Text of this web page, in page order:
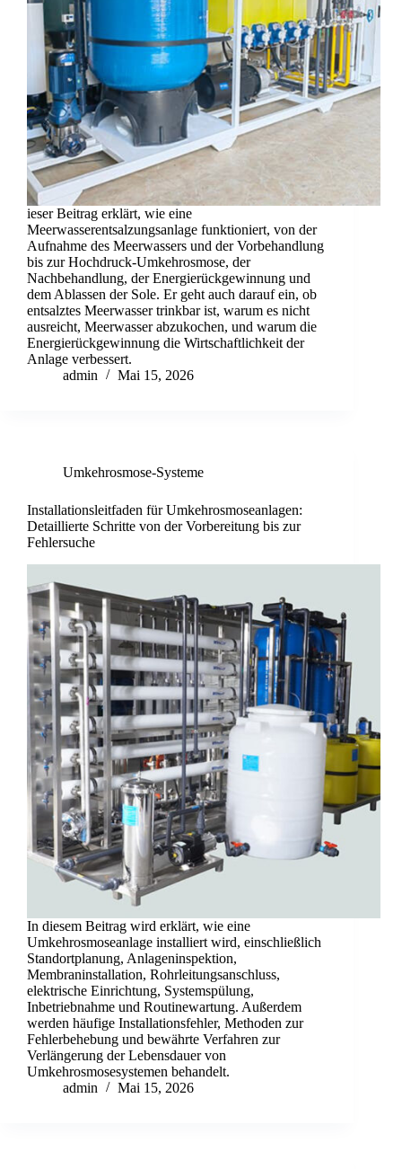
ieser Beitrag erklärt, wie eine
Meerwasserentsalzungsanlage funktioniert, von der
Aufnahme des Meerwassers und der Vorbehandlung
bis zur Hochdruck-Umkehrosmose, der
Nachbehandlung, der Energierückgewinnung und
dem Ablassen der Sole. Er geht auch darauf ein, ob
entsalztes Meerwasser trinkbar ist, warum es nicht
ausreicht, Meerwasser abzukochen, und warum die
Energierückgewinnung die Wirtschaftlichkeit der
Anlage verbessert.
admin
Mai 15, 2026
Umkehrosmose-Systeme
Installationsleitfaden für Umkehrosmoseanlagen:
Detaillierte Schritte von der Vorbereitung bis zur
Fehlersuche
In diesem Beitrag wird erklärt, wie eine
Umkehrosmoseanlage installiert wird, einschließlich
Standortplanung, Anlageninspektion,
Membraninstallation, Rohrleitungsanschluss,
elektrische Einrichtung, Systemspülung,
Inbetriebnahme und Routinewartung. Außerdem
werden häufige Installationsfehler, Methoden zur
Fehlerbehebung und bewährte Verfahren zur
Verlängerung der Lebensdauer von
Umkehrosmosesystemen behandelt.
admin
Mai 15, 2026